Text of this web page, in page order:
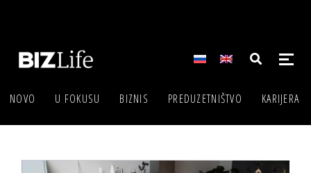
NOVO U FOKUSU BIZNIS PREDUZETNIŠTVO KARIJERA